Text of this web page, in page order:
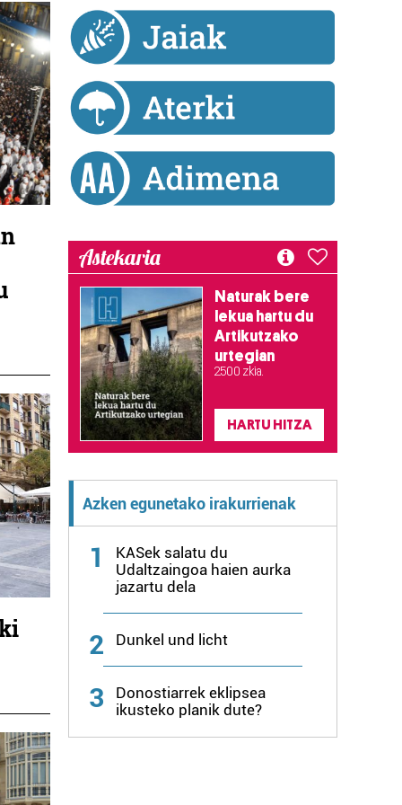
Astekaria
Naturak bere
lekua hartu du
Artikutzako
urtegian
2.500 zkia.
HARTU HITZA
Azken egunetako irakurrienak
1
KASek salatu du
Udaltzaingoa haien aurka
jazartu dela
2 Dunkel und licht
3
Donostiarrek eklipsea
ikusteko planik dute?